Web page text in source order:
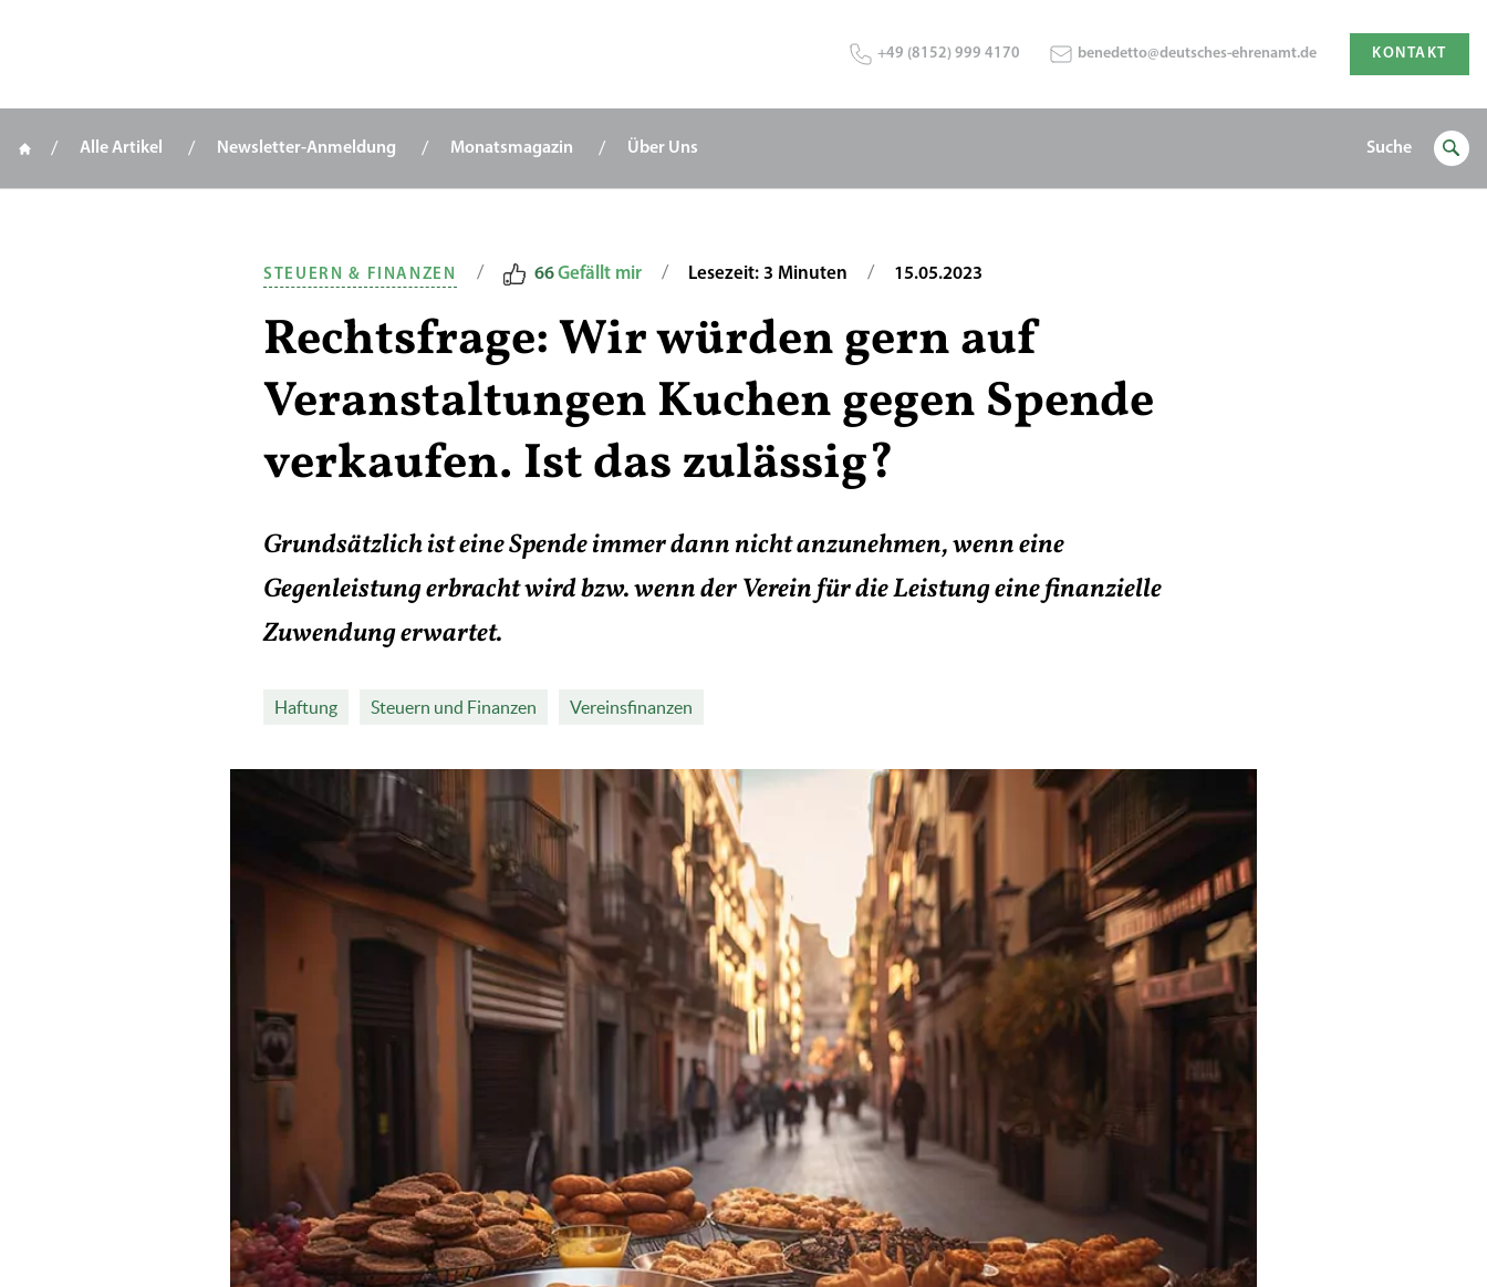
+49 (8152) 999 4170 benedetto@deutsches-ehrenamt.de KONTAKT
Alle Artikel Newsletter-Anmeldung Monatsmagazin Über Uns Suche
STEUERN & FINANZEN / 66Gefällt mir / Lesezeit: 3 Minuten / 15.05.2023
Rechtsfrage: Wir würden gern auf
Veranstaltungen Kuchen gegen Spende
verkaufen. Ist das zulässig?
Grundsätzlich ist eine Spende immer dann nicht anzunehmen, wenn eine
Gegenleistung erbracht wird bzw. wenn der Verein für die Leistung eine finanzielle
Zuwendung erwartet.
Haftung Steuern und Finanzen Vereinsfinanzen